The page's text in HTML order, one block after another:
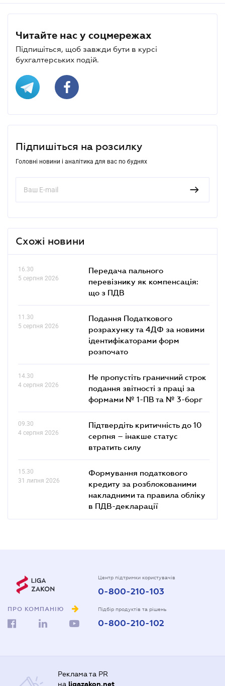
Читайте нас у соцмережах
Підпишіться, щоб завжди бути в курсі
бухгалтерських подій.
Підпишіться на розсилку
Головні новини і аналітика для вас по буднях
Схожі новини
16.30
5 серпня 2026
Передача пального
перевізнику як компенсація:
що з ПДВ
11.30
5 серпня 2026
Подання Податкового
розрахунку та 4ДФ за новими
ідентифікаторами форм
розпочато
14.30
4 серпня 2026
Не пропустіть граничний строк
подання звітності з праці за
формами № 1-ПВ та № 3-борг
09.30
4 серпня 2026
Підтвердіть критичність до 10
серпня – інакше статус
втратить силу
15.30
31 липня 2026
Формування податкового
кредиту за розблокованими
накладними та правила обліку
в ПДВ-декларації
ПРО КОМПАНІЮ
Центр підтримки користувачів
0-800-210-103
Підбір продуктів та рішень
0-800-210-102
Реклама та PR
на ligazakon.net